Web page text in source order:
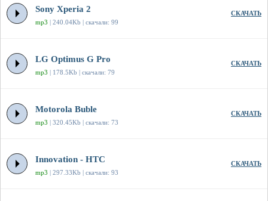
Sony Xperia 2
mp3 | 240.04Kb | скачали: 99
СКАЧАТЬ
LG Optimus G Pro
mp3 | 178.5Kb | скачали: 79
СКАЧАТЬ
Motorola Buble
mp3 | 320.45Kb | скачали: 73
СКАЧАТЬ
Innovation - HTC
mp3 | 297.33Kb | скачали: 93
СКАЧАТЬ